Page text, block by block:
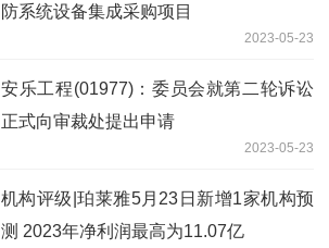
防系统设备集成采购项目
2023-05-23
安乐工程(01977)：委员会就第二轮诉讼
正式向审裁处提出申请
2023-05-23
机构评级|珀莱雅5月23日新增1家机构预
测 2023年净利润最高为11.07亿